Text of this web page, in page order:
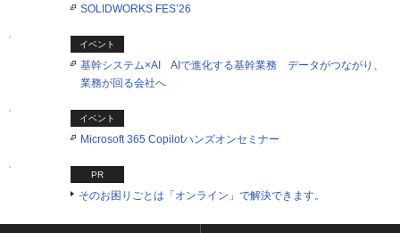
SOLIDWORKS FES’26
イベント
基幹システム×AI AIで進化する基幹業務 データがつながり、
業務が回る会社へ
イベント
Microsoft 365 Copilotハンズオンセミナー
PR
そのお困りごとは「オンライン」で解決できます。